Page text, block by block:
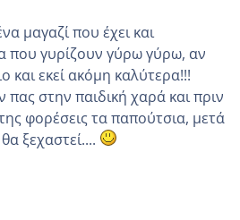
μαγαζί που έχει και
που γυρίζουν γύρω γύρω, αν
και εκεί ακόμη καλύτερα!!!
στην παιδική χαρά και πριν
φορέσεις τα παπούτσια, μετά
ξεχαστεί....